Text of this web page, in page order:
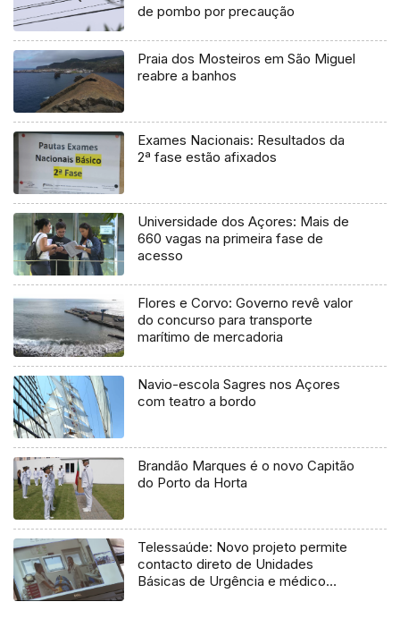
de pombo por precaução
Praia dos Mosteiros em São Miguel
reabre a banhos
Exames Nacionais: Resultados da
2ª fase estão afixados
Universidade dos Açores: Mais de
660 vagas na primeira fase de
acesso
Flores e Corvo: Governo revê valor
do concurso para transporte
marítimo de mercadoria
Navio-escola Sagres nos Açores
com teatro a bordo
Brandão Marques é o novo Capitão
do Porto da Horta
Telessaúde: Novo projeto permite
contacto direto de Unidades
Básicas de Urgência e médico